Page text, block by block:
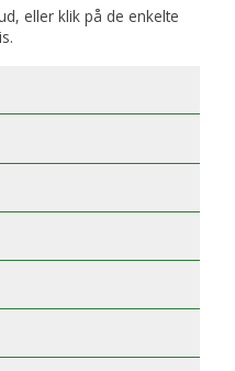
eller klik på de enkelte